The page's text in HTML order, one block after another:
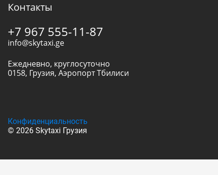
Контакты
+7 967 555-11-87
info@skytaxi.ge
Ежедневно, круглосуточно
0158, Грузия, Аэропорт Тбилиси
© 2026 Skytaxi Грузия
Конфиденциальность